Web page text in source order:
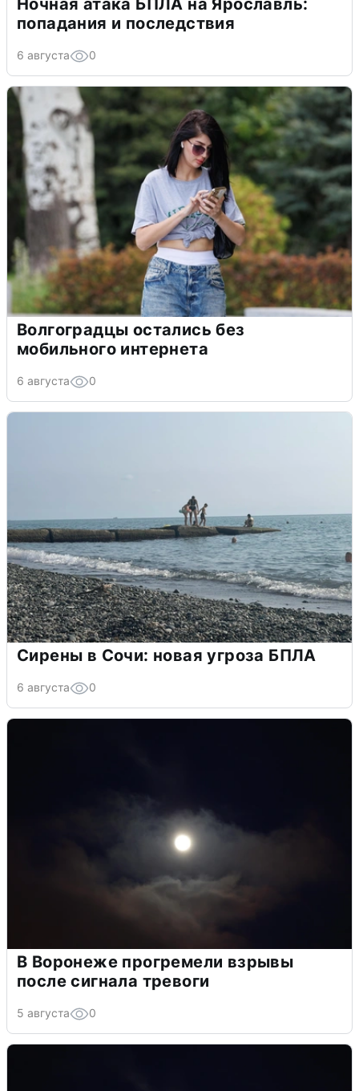
Ночная атака БПЛА на Ярославль:
попадания и последствия
6 августа 0
Волгоградцы остались без
мобильного интернета
6 августа 0
Сирены в Сочи: новая угроза БПЛА
6 августа 0
В Воронеже прогремели взрывы
после сигнала тревоги
5 августа 0